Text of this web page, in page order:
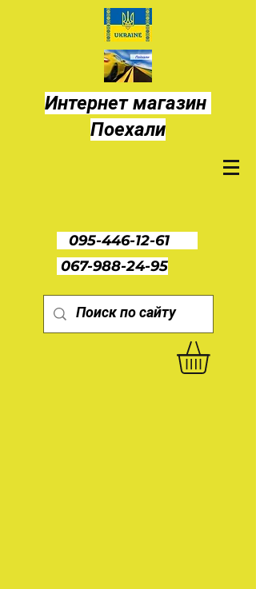
Интернет магазин
Поехали
095-446-12-61
067-988-24-95